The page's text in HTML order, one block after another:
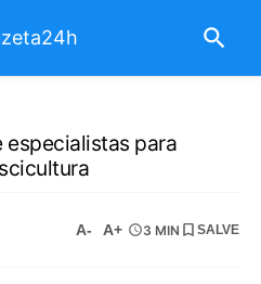
especialistas para
A- A+ 3 MIN SALVE